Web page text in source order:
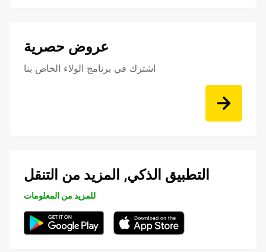
عروض حصرية
اشترك في برنامج الولاء الخاص بنا
التطبيق الذكي, المزيد من التنقل
للمزيد من المعلومات